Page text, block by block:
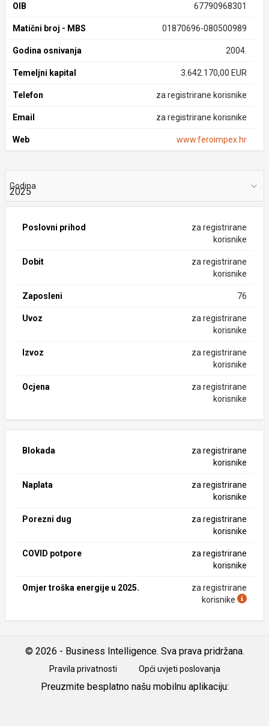
OIB 67790968301
Matični broj - MBS 01870696-080500989
Godina osnivanja 2004.
Temeljni kapital 3.642.170,00 EUR
Telefon za registrirane korisnike
Email za registrirane korisnike
Web www.feroimpex.hr
Godina
Poslovni prihod
za registrirane
korisnike
Dobit
za registrirane
korisnike
Zaposleni 76
Uvoz
za registrirane
korisnike
Izvoz
za registrirane
korisnike
Ocjena
za registrirane
korisnike
Blokada
za registrirane
korisnike
Naplata
za registrirane
korisnike
Porezni dug
za registrirane
korisnike
COVID potpore
za registrirane
korisnike
Omjer troška energije u 2025.
za registrirane
korisnike
© 2026 - Business Intelligence. Sva prava pridržana.
Pravila privatnosti Opći uvjeti poslovanja
Preuzmite besplatno našu mobilnu aplikaciju: